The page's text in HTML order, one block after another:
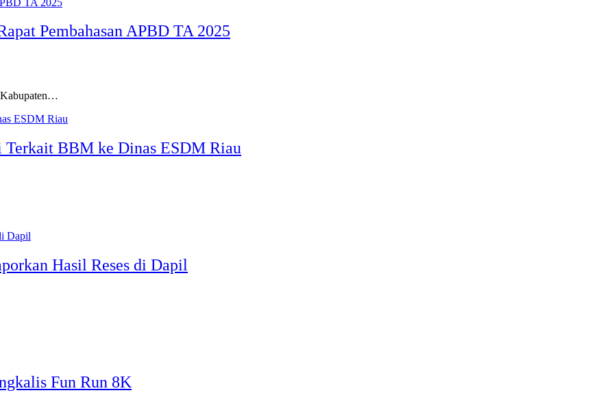
Pembahasan APBD TA 2025
BBM ke Dinas ESDM Riau
Hasil Reses di Dapil
Fun Run 8K